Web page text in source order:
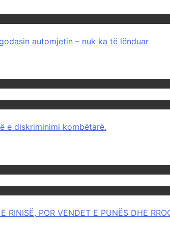
automjetin – nuk ka të lënduar
e diskriminimi kombëtarë.
RINISË, POR VENDET E PUNËS DHE